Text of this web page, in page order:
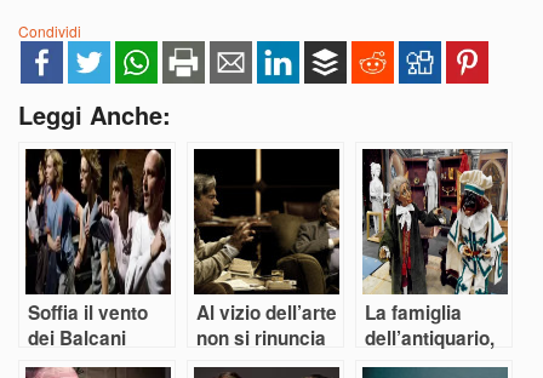
Condividi
Leggi Anche:
Soffia il vento
dei Balcani
Al vizio dell’arte
non si rinuncia
La famiglia
dell’antiquario,
puro Goldoni ma